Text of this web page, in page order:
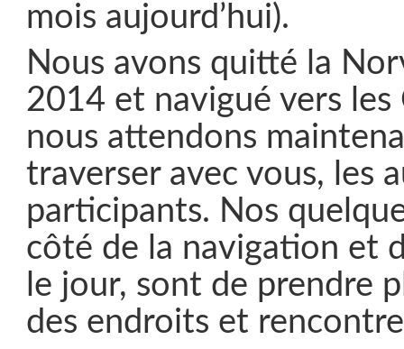
mois aujourd’hui).
Nous avons quitté la
2014 et navigué vers les
nous attendons
traverser avec vous, les
participants. Nos
côté de la navigation et
le jour, sont de prendre
des endroits et